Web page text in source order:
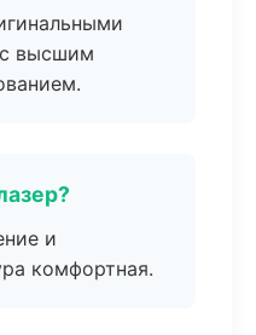
высшим
и
комфортная.